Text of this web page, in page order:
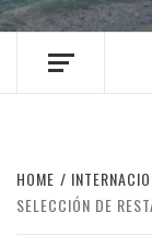
HOME
SELECCIÓN DE